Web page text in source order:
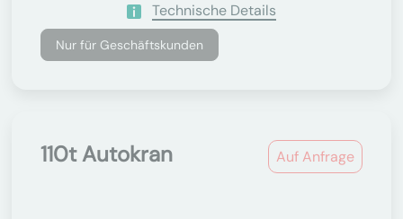
Technische Details
Nur für Geschäftskunden
Auf Anfrage
110t Autokran